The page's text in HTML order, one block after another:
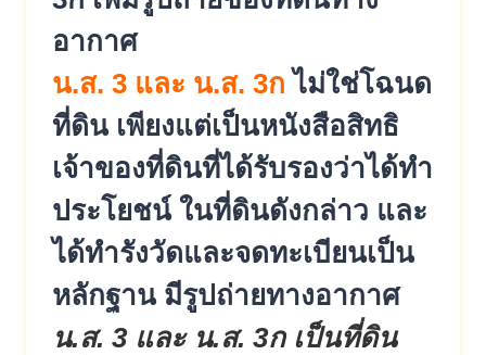
อากาศ
น.ส. 3 และ น.ส. 3ก ไม่ใช่โฉนด
ที่ดิน เพียงแต่เป็นหนังสือสิทธิ
เจ้าของที่ดินที่ได้รับรองว่าได้ทำ
ประโยชน์ ในที่ดินดังกล่าว และ
ได้ทำรังวัดและจดทะเบียนเป็น
หลักฐาน มีรูปถ่ายทางอากาศ
น.ส. 3 และ น.ส. 3ก เป็นที่ดิน